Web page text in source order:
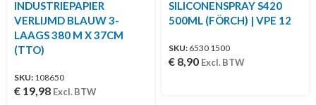
INDUSTRIEPAPIER
VERLIJMD BLAUW 3-
LAAGS 380 M X 37CM
(TTO)
SKU: 108650
€ 19,98 Excl. BTW
SILICONENSPRAY S420
500ML (FÖRCH) | VPE 12
SKU: 6530 1500
€ 8,90 Excl. BTW